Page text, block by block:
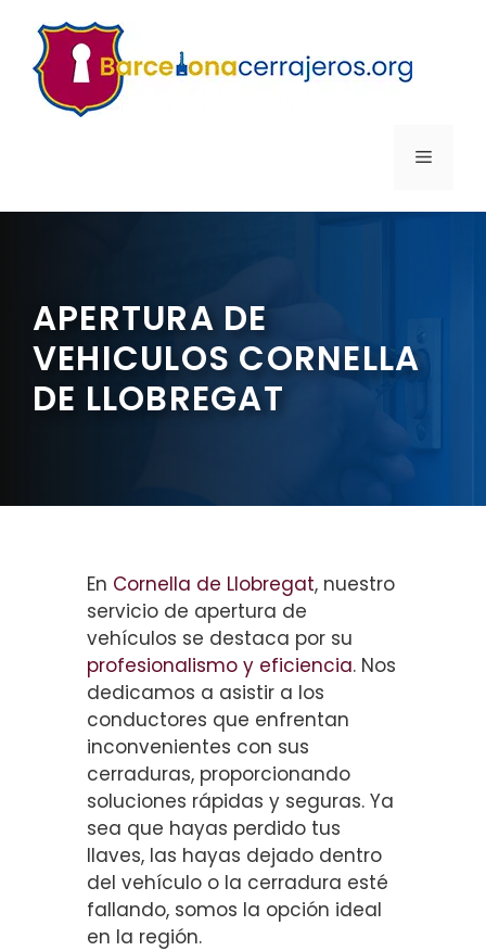
contenido
MENÚ
APERTURA DE
VEHICULOS CORNELLA
DE LLOBREGAT
En Cornella de Llobregat, nuestro
servicio de apertura de
vehículos se destaca por su
profesionalismo y eficiencia. Nos
dedicamos a asistir a los
conductores que enfrentan
inconvenientes con sus
cerraduras, proporcionando
soluciones rápidas y seguras. Ya
sea que hayas perdido tus
llaves, las hayas dejado dentro
del vehículo o la cerradura esté
fallando, somos la opción ideal
en la región.